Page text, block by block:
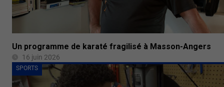
Un programme de karaté fragilisé à Masson-Angers
16 juin 2026
SPORTS